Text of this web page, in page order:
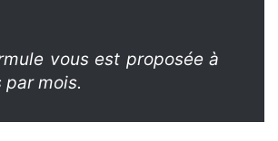
vous est proposée à
par mois.